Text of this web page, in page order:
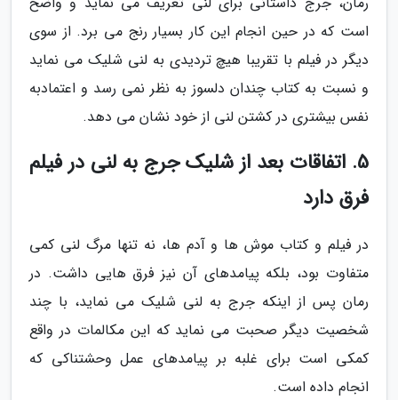
است که در حین انجام این کار بسیار رنج می برد. از سوی
دیگر در فیلم با تقریبا هیچ تردیدی به لنی شلیک می نماید
و نسبت به کتاب چندان دلسوز به نظر نمی رسد و اعتمادبه
نفس بیشتری در کشتن لنی از خود نشان می دهد.
5. اتفاقات بعد از شلیک جرج به لنی در فیلم
فرق دارد
در فیلم و کتاب موش ها و آدم ها، نه تنها مرگ لنی کمی
متفاوت بود، بلکه پیامدهای آن نیز فرق هایی داشت. در
رمان پس از اینکه جرج به لنی شلیک می نماید، با چند
شخصیت دیگر صحبت می نماید که این مکالمات در واقع
کمکی است برای غلبه بر پیامدهای عمل وحشتناکی که
انجام داده است.